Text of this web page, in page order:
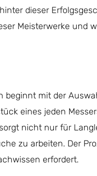
dieser
Meisterwerke und
beginnt mit der
eines jeden
nicht nur für
zu arbeiten. Der
erfordert.